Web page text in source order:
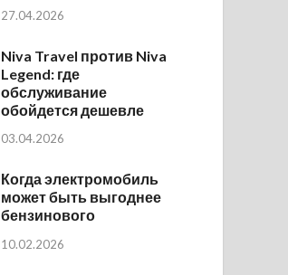
27.04.2026
Niva Travel против Niva
Legend: где
обслуживание
обойдется дешевле
03.04.2026
Когда электромобиль
может быть выгоднее
бензинового
10.02.2026